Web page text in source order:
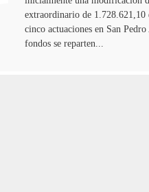
extraordinario de 1.728.621,10
cinco actuaciones en San
fondos se reparten...